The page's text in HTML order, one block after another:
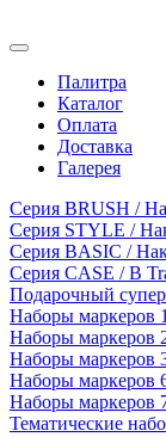
Палитра
Каталог
Оплата
Доставка
Галерея
Серия BRUSH /
Серия STYLE /
Серия BASIC /
Серия CASE / В
Подарочный
Наборы маркеров
Наборы маркеров
Наборы маркеров
Наборы маркеров
Наборы маркеров
Тематические